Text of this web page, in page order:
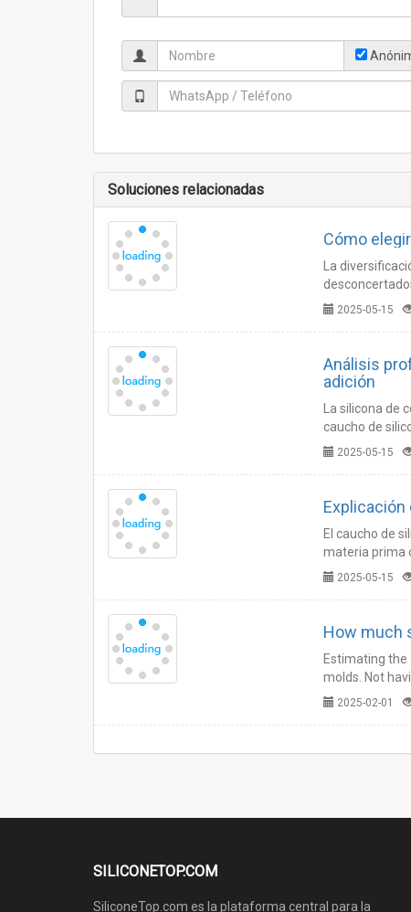
Soluciones relacionadas
Cómo
La
2025-05-15
Análisis
adición
La silicona
caucho de
moldes de
2025-05-15
Explicación
El caucho de
materia prima
2025-05-15
How much
Estimating
molds. Not
2025-02-01
SILICONETOP.COM
SiliconeTop.com es la plataforma central para la